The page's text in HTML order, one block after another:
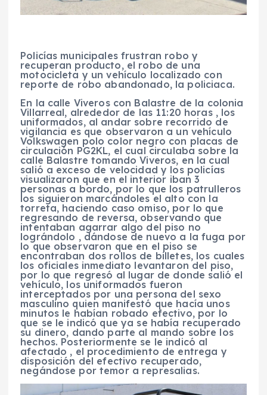
Policías municipales frustran robo y
recuperan producto, el robo de una
motocicleta y un vehículo localizado con
reporte de robo abandonado, la policiaca.
En la calle Viveros con Balastre de la colonia
Villarreal, alrededor de las 11:20 horas , los
uniformados, al andar sobre recorrido de
vigilancia es que observaron a un vehículo
Volkswagen polo color negro con placas de
circulación PG2KL, el cual circulaba sobre la
calle Balastre tomando Viveros, en la cual
salió a exceso de velocidad y los policías
visualizaron que en el interior iban 3
personas a bordo, por lo que los patrulleros
los siguieron marcándoles el alto con la
torreta, haciendo caso omiso, por lo que
regresando de reversa, observando que
intentaban agarrar algo del piso no
lográndolo , dándose de nuevo a la fuga por
lo que observaron que en el piso se
encontraban dos rollos de billetes, los cuales
los oficiales inmediato levantaron del piso,
por lo que regresó al lugar de donde salió el
vehículo, los uniformados fueron
interceptados por una persona del sexo
masculino quien manifestó que hacía unos
minutos le habían robado efectivo, por lo
que se le indicó que ya se había recuperado
su dinero, dando parte al mando sobre los
hechos. Posteriormente se le indicó al
afectado , el procedimiento de entrega y
disposición del efectivo recuperado,
negándose por temor a represalias.